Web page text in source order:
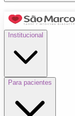
Institucional
Para pacientes